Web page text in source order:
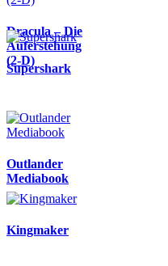
Dracula – Die
Auferstehung
(2-D)
Supershark
Outlander
Mediabook
Kingmaker